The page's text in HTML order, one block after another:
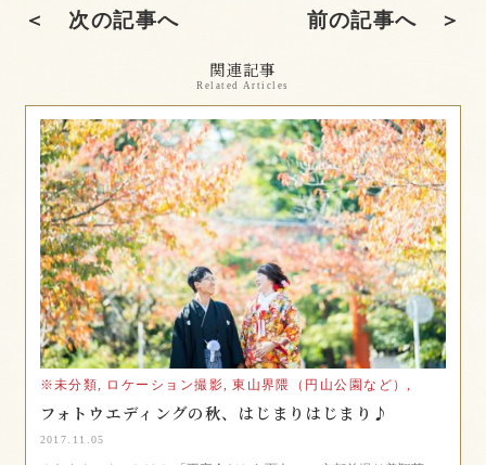
＜ 次の記事へ 前の記事へ ＞
関連記事
Related Articles
※未分類, ロケーション撮影, 東山界隈（円山公園など）,
フォトウエディングの秋、はじまりはじまり♪
2017.11.05